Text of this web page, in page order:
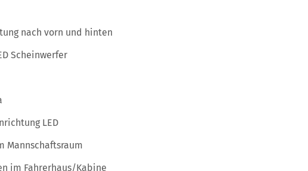
nach vorn und hinten
Scheinwerfer
LED
Mannschaftsraum
im Fahrerhaus/Kabine